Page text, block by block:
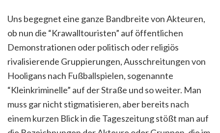
Uns begegnet eine ganze Bandbreite von Akteuren,
ob nun die “Krawalltouristen” auf öffentlichen
Demonstrationen oder politisch oder religiös
rivalisierende Gruppierungen, Ausschreitungen von
Hooligans nach Fußballspielen, sogenannte
“Kleinkriminelle” auf der Straße und so weiter. Man
muss gar nicht stigmatisieren, aber bereits nach
einem kurzen Blick in die Tageszeitung stößt man auf